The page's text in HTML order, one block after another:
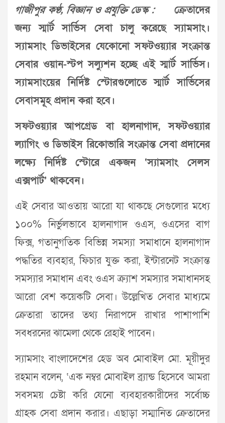
গাজীপুর কণ্ঠ, বিজ্ঞান ও প্রযুক্তি ডেস্ক :ক্রেতাদের
জন্য স্মার্ট সার্ভিস সেবা চালু করেছে স্যামসাং।
স্যামসাং ডিভাইসের যেকোনো সফটওয়্যার সংক্রান্ত
সেবার ওয়ান-স্টপ সল্যুশন হচ্ছে এই স্মার্ট সার্ভিস।
স্যামসাংয়ের নির্দিষ্ট স্টোরগুলোতে স্মার্ট সার্ভিসের
সেবাসমূহ প্রদান করা হবে।
সফটওয়্যার আপগ্রেড বা হালনাগাদ, সফটওয়্যার
ল্যাগিং ও ডিভাইস রিকোভারি সংক্রান্ত সেবা প্রদানের
লক্ষ্যে নির্দিষ্ট স্টোরে একজন ‘স্যামসাং সেলস
এক্সপার্ট’ থাকবেন।
এই সেবার আওতায় আরো যা থাকছে সেগুলোর মধ্যে
১০০% নির্ভুলভাবে হালনাগাদ ওএস, ওএসের বাগ
ফিক্স, গতানুগতিক বিভিন্ন সমস্যা সমাধানে হালনাগাদ
পদ্ধতির ব্যবহার, ফিচার যুক্ত করা, ইন্টারনেট সংক্রান্ত
সমস্যার সমাধান এবং ওএস ক্র্যাশ সমস্যার সমাধানসহ
আরো বেশ কয়েকটি সেবা। উল্লেখিত সেবার মাধ্যমে
ক্রেতারা তাদের তথ্য নিরাপদে রাখার পাশাপাশি
সবধরনের ঝামেলা থেকে রেহাই পাবেন।
স্যামসাং বাংলাদেশের হেড অব মোবাইল মো. মূয়ীদুর
রহমান বলেন, ‘এক নম্বর মোবাইল ব্র্যান্ড হিসেবে আমরা
সবসময় চেষ্টা করি যেনো ব্যবহারকারীদের সর্বোচ্চ
গ্রাহক সেবা প্রদান করার। এছাড়া সম্মানিত ক্রেতাদের